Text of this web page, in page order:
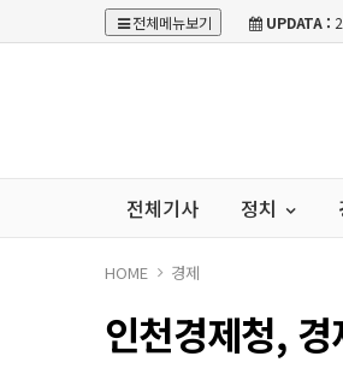
전체메뉴보기 UPDATA :
전체기사 정치
HOME 경제
인천경제청,